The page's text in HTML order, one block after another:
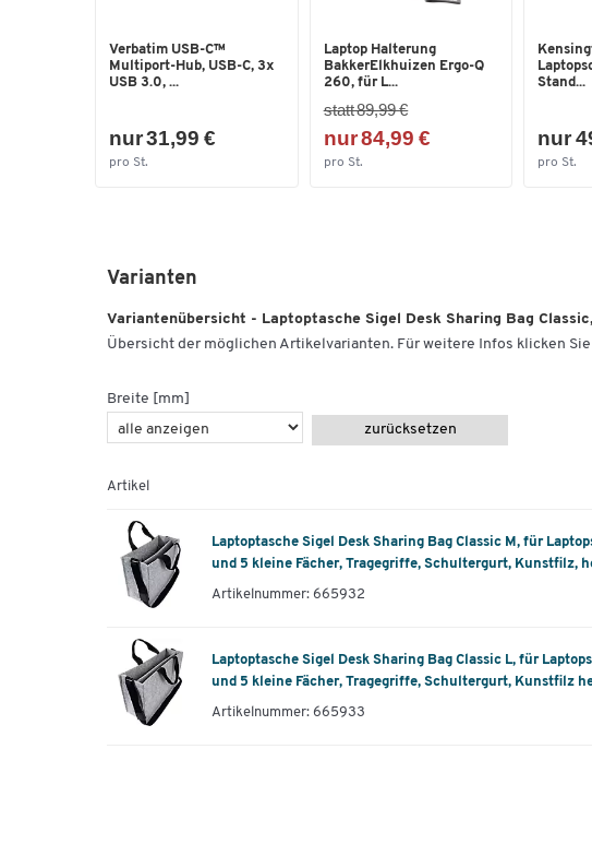
Verbatim USB-C™
Multiport-Hub, USB-C, 3x
USB 3.0, ...
nur 31,99 €
pro St.
Laptop Halterung
BakkerElkhuizen Ergo-Q
260, für L...
statt 89,99 €
nur 84,99 €
pro St.
Stand...
nur
pro St.
Varianten
Variantenübersicht - Laptoptasche Sigel Desk Sharing Bag
Übersicht der möglichen Artikelvarianten. Für weitere Infos klicken
Breite [mm]
zurücksetzen
Artikel
Laptoptasche Sigel Desk Sharing Bag Classic M, für
und 5 kleine Fächer, Tragegriffe, Schultergurt, Kunstfilz,
Artikelnummer: 665932
Laptoptasche Sigel Desk Sharing Bag Classic L, für
und 5 kleine Fächer, Tragegriffe, Schultergurt, Kunstfilz
Artikelnummer: 665933